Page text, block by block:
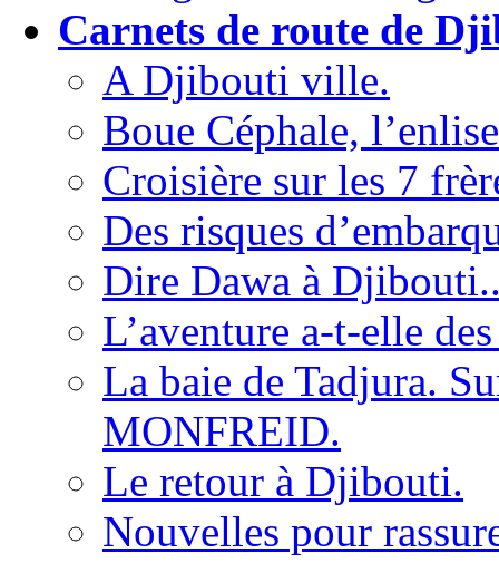
Carnets de route de
A Djibouti ville.
Boue Céphale,
Croisière sur les 7
Des risques
Dire Dawa à
L’aventure a-t-elle
La baie de Tadjura.
MONFREID.
Le retour à Djibouti.
Nouvelles pour